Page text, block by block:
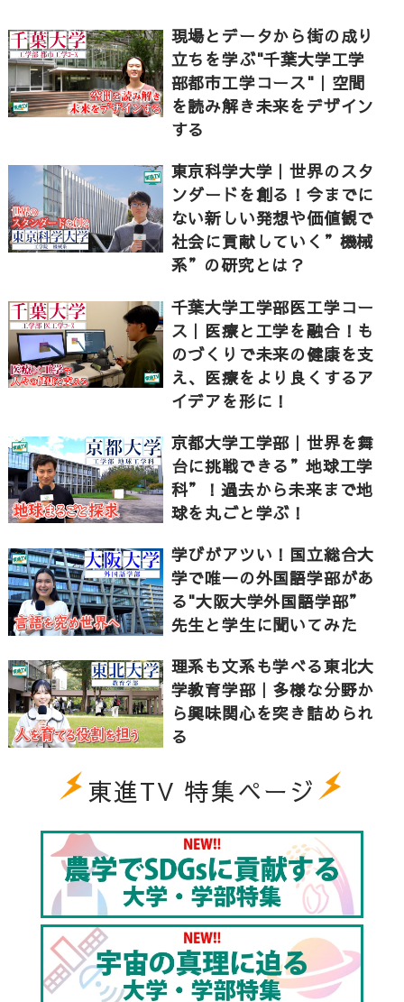
現場とデータから街の成り
立ちを学ぶ"千葉大学工学
部都市工学コース"｜空間
を読み解き未来をデザイン
する
東京科学大学｜世界のスタ
ンダードを創る！今までに
ない新しい発想や価値観で
社会に貢献していく”機械
系”の研究とは？
千葉大学工学部医工学コー
ス｜医療と工学を融合！も
のづくりで未来の健康を支
え、医療をより良くするア
イデアを形に！
京都大学工学部｜世界を舞
台に挑戦できる”地球工学
科”！過去から未来まで地
球を丸ごと学ぶ！
学びがアツい！国立総合大
学で唯一の外国語学部があ
る"大阪大学外国語学部”
先生と学生に聞いてみた
理系も文系も学べる東北大
学教育学部｜多様な分野か
ら興味関心を突き詰められ
る
東進TV 特集ページ